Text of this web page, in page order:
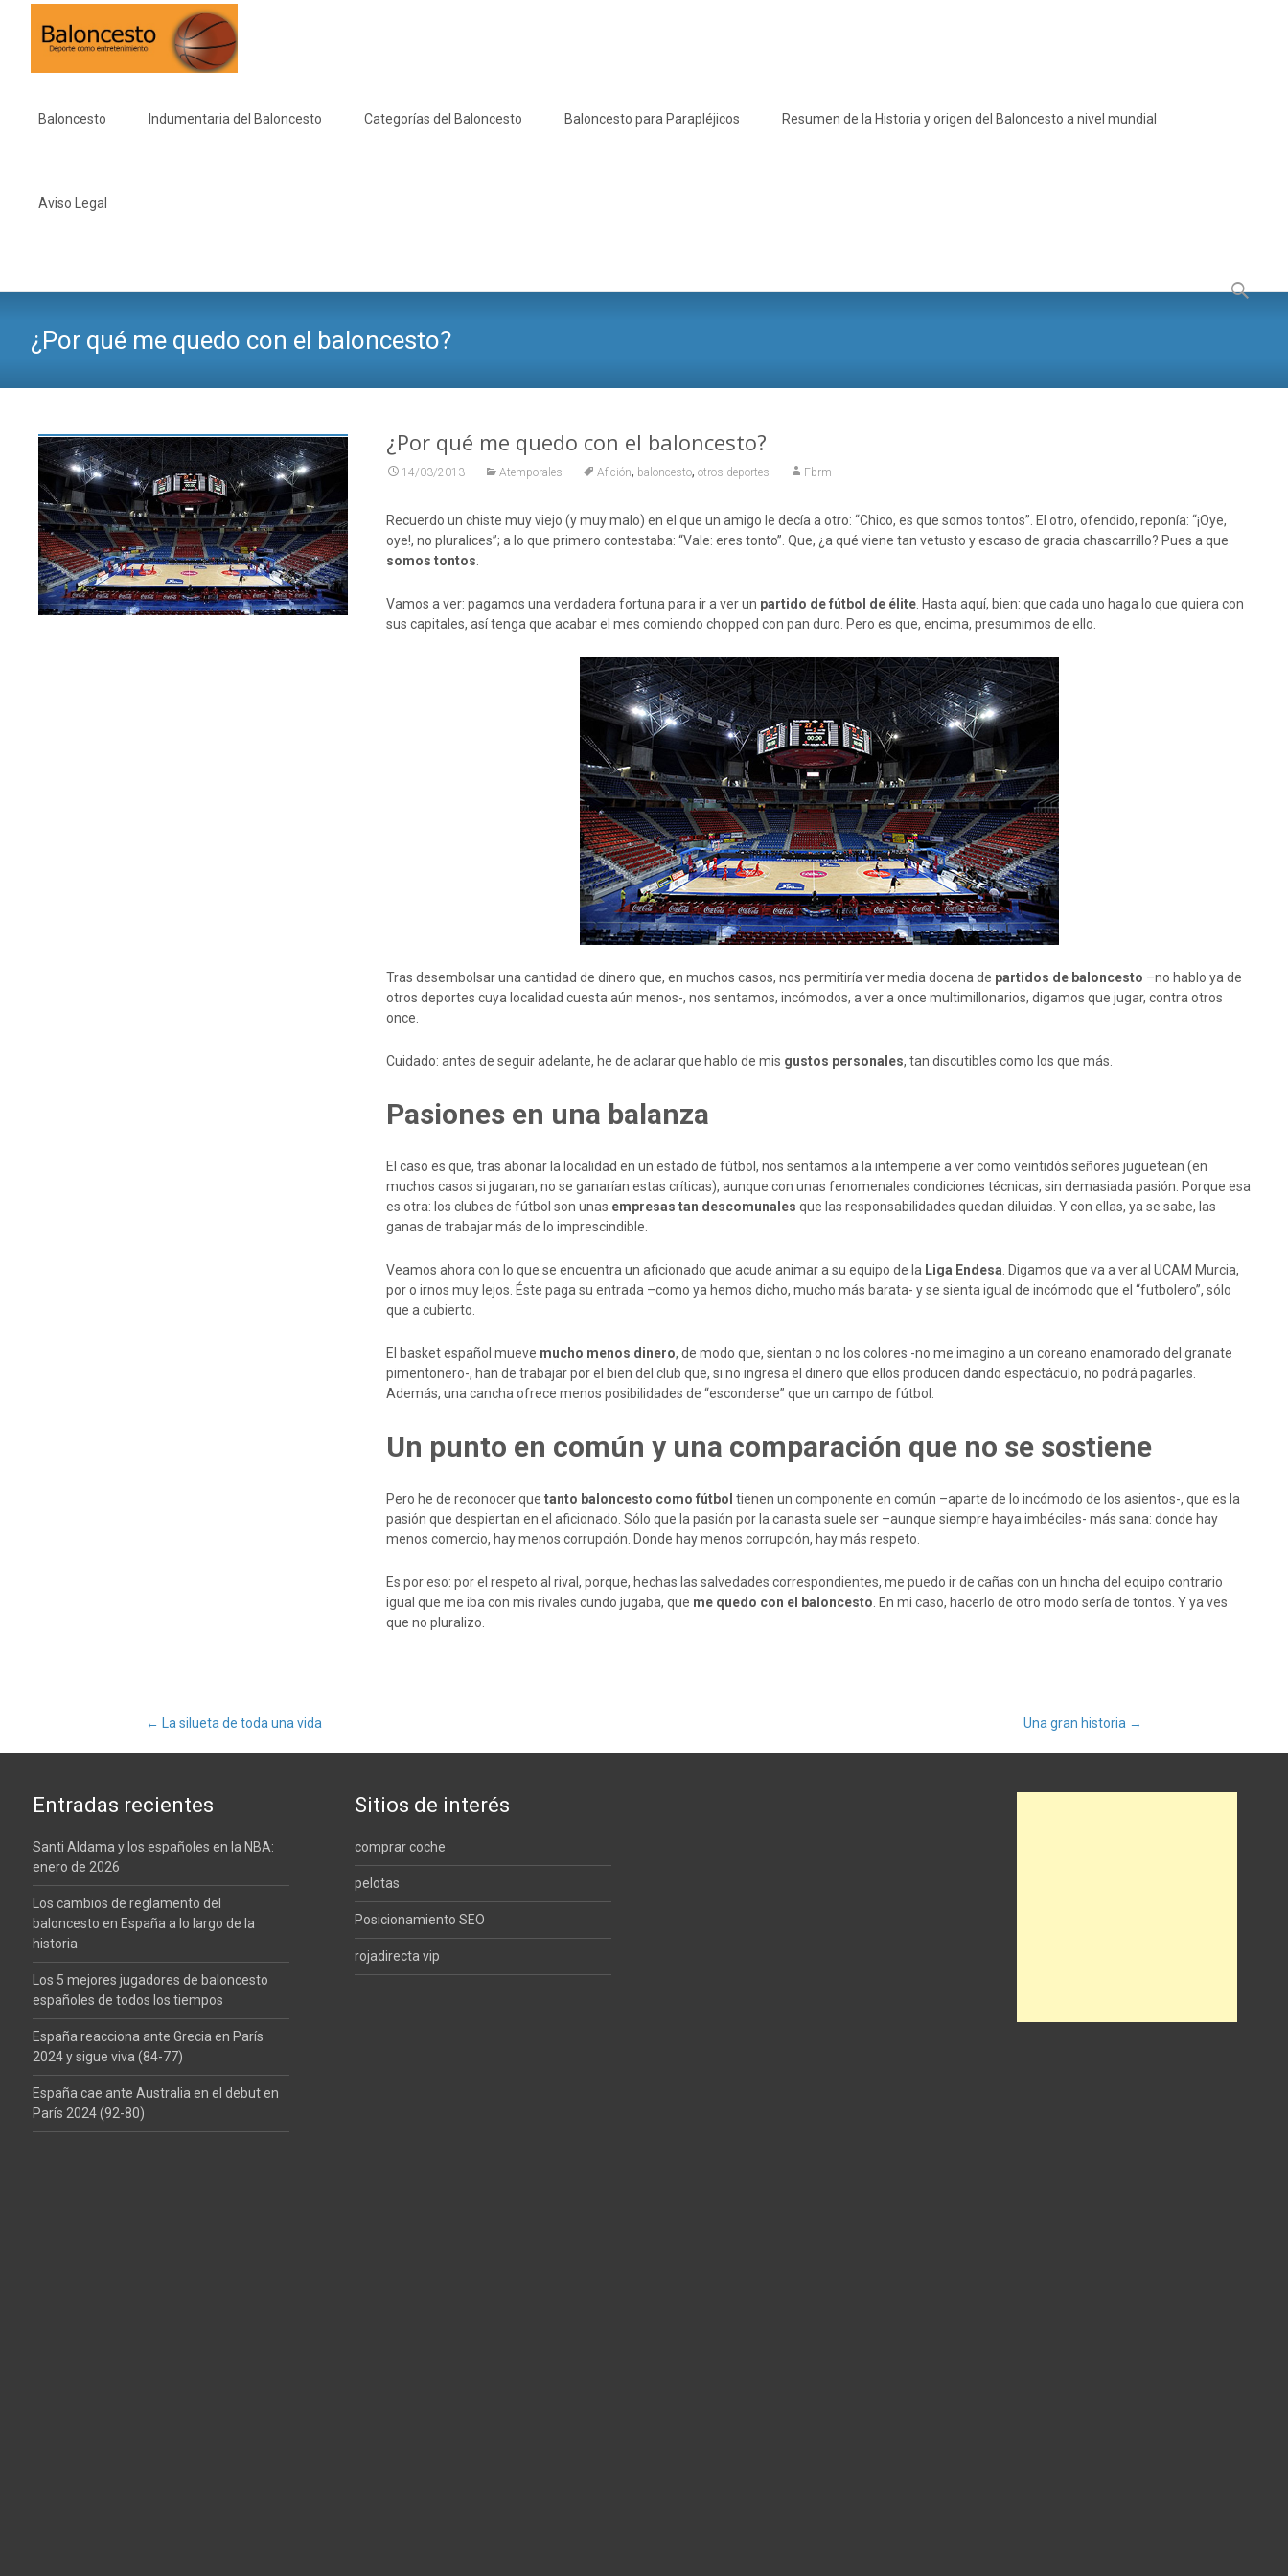
Baloncesto Indumentaria del Baloncesto Categorías del Baloncesto Baloncesto para Parapléjicos Resumen de la Historia y origen del Baloncesto a nivel mundial
Aviso Legal
Buscar:
¿Por qué me quedo con el baloncesto?
¿Por qué me quedo con el baloncesto?
14/03/2013 Atemporales Afición, baloncesto,otros deportes Fbrm
Recuerdo un chiste muy viejo (y muy malo) en el que un amigo le decía a otro: “Chico, es que somos tontos”. El otro, ofendido, reponía: “¡Oye,
oye!, no pluralices”; a lo que primero contestaba: “Vale: eres tonto”. Que, ¿a qué viene tan vetusto y escaso de gracia chascarrillo? Pues a que
somos tontos
Vamos a ver: pagamos una verdadera fortuna para ir a ver un partido de fútbol de élite . Hasta aquí, bien: que cada uno haga lo que quiera con
sus capitales, así tenga que acabar el mes comiendo chopped con pan duro. Pero es que, encima, presumimos de ello.
Tras desembolsar una cantidad de dinero que, en muchos casos, nos permitiría ver media docena de partidos de baloncesto –no hablo ya de
otros deportes cuya localidad cuesta aún menos-, nos sentamos, incómodos, a ver a once multimillonarios, digamos que jugar, contra otros
once.
Cuidado: antes de seguir adelante, he de aclarar que hablo de mis gustos personales, tan discutibles como los que más.
Pasiones en una balanza
El caso es que, tras abonar la localidad en un estado de fútbol, nos sentamos a la intemperie a ver como veintidós señores juguetean (en
muchos casos si jugaran, no se ganarían estas críticas), aunque con unas fenomenales condiciones técnicas, sin demasiada pasión. Porque esa
es otra: los clubes de fútbol son unas empresas tan descomunales que las responsabilidades quedan diluidas. Y con ellas, ya se sabe, las
ganas de trabajar más de lo imprescindible.
Veamos ahora con lo que se encuentra un aficionado que acude animar a su equipo de la Liga Endesa . Digamos que va a ver al UCAM Murcia,
por o irnos muy lejos. Éste paga su entrada –como ya hemos dicho, mucho más barata- y se sienta igual de incómodo que el “futbolero”, sólo
que a cubierto.
El basket español mueve mucho menos dinero, de modo que, sientan o no los colores -no me imagino a un coreano enamorado del granate
pimentonero-, han de trabajar por el bien del club que, si no ingresa el dinero que ellos producen dando espectáculo, no podrá pagarles.
Además, una cancha ofrece menos posibilidades de “esconderse” que un campo de fútbol.
Un punto en común y una comparación que no se sostiene
Pero he de reconocer quetanto baloncesto como fútbol tienen un componente en común –aparte de lo incómodo de los asientos-, que es la
pasión que despiertan en el aficionado. Sólo que la pasión por la canasta suele ser –aunque siempre haya imbéciles- más sana: donde hay
menos comercio, hay menos corrupción. Donde hay menos corrupción, hay más respeto.
Es por eso: por el respeto al rival, porque, hechas las salvedades correspondientes, me puedo ir de cañas con un hincha del equipo contrario
igual que me iba con mis rivales cundo jugaba, que me quedo con el baloncesto . En mi caso, hacerlo de otro modo sería de tontos. Y ya ves
que no pluralizo.
Navegación
de
entradas
← La silueta de toda una vida Una gran historia →
Entradas recientes
Santi Aldama y los españoles en la NBA:
enero de 2026
Los cambios de reglamento del
baloncesto en España a lo largo de la
historia
Los 5 mejores jugadores de baloncesto
españoles de todos los tiempos
España reacciona ante Grecia en París
2024 y sigue viva (84-77)
España cae ante Australia en el debut en
París 2024 (92-80)
Sitios de interés
comprar coche
pelotas
Posicionamiento SEO
rojadirecta vip